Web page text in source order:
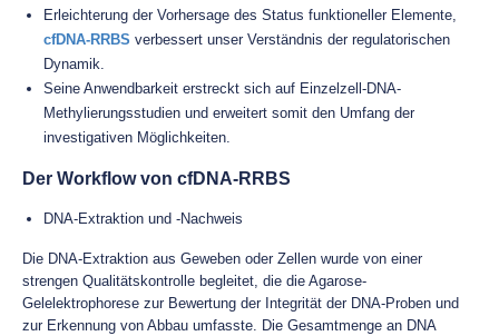
Erleichterung der Vorhersage des Status funktioneller Elemente,
cfDNA-RRBS verbessert unser Verständnis der regulatorischen
Dynamik.
Seine Anwendbarkeit erstreckt sich auf Einzelzell-DNA-
Methylierungsstudien und erweitert somit den Umfang der
investigativen Möglichkeiten.
Der Workflow von cfDNA-RRBS
DNA-Extraktion und -Nachweis
Die DNA-Extraktion aus Geweben oder Zellen wurde von einer
strengen Qualitätskontrolle begleitet, die die Agarose-
Gelelektrophorese zur Bewertung der Integrität der DNA-Proben und
zur Erkennung von Abbau umfasste. Die Gesamtmenge an DNA